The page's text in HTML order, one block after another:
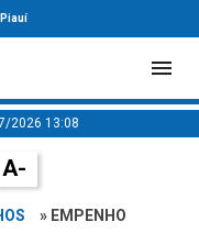
2026 13:08
A-
» EMPENHO